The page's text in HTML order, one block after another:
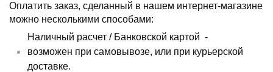
Оплатить заказ, сделанный в нашем интернет-магазине
можно несколькими способами:
Наличный расчет / Банковской картой -
возможен при самовывозе, или при курьерской
доставке.